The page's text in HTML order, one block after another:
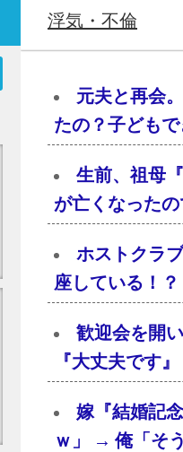
浮気・不倫
元夫と再会
たの？子ども
生前、祖母
が亡くなった
ホストクラ
座している！
歓迎会を開
『大丈夫です
嫁『結婚記
ｗ」 → 俺「